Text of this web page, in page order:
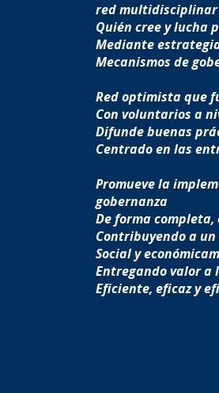
red multidisciplinar
Quién cree y lucha
Mediante
Mecanismos de
Red optimista que
Con voluntarios a
Difunde buenas
Centrado en las
Promueve la
gobernanza
De forma
Contribuyendo a
Social y
Entregando valor a
Eficiente, eficaz y